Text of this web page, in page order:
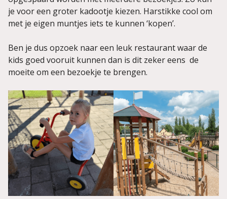
je voor een groter kadootje kiezen. Harstikke cool om
met je eigen muntjes iets te kunnen ‘kopen’.
Ben je dus opzoek naar een leuk restaurant waar de
kids goed vooruit kunnen dan is dit zeker eens de
moeite om een bezoekje te brengen.